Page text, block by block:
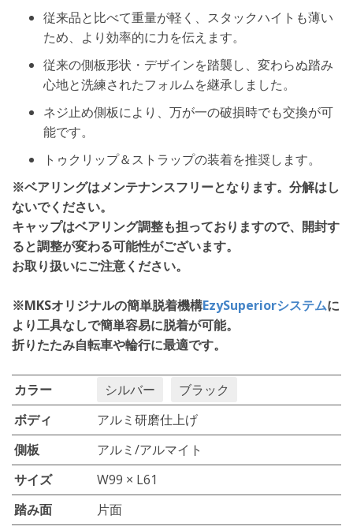
従来品と比べて重量が軽く、スタックハイトも薄い
ため、より効率的に力を伝えます。
従来の側板形状・デザインを踏襲し、変わらぬ踏み
心地と洗練されたフォルムを継承しました。
ネジ止め側板により、万が一の破損時でも交換が可
能です。
トゥクリップ＆ストラップの装着を推奨します。
※ベアリングはメンテナンスフリーとなります。分解はし
ないでください。
キャップはベアリング調整も担っておりますので、開封す
ると調整が変わる可能性がございます。
お取り扱いにご注意ください。
※MKSオリジナルの簡単脱着機構EzySuperiorシステムに
より工具なしで簡単容易に脱着が可能。
折りたたみ自転車や輪行に最適です。
カラー シルバー
ブラック
ボディ
アルミ研磨仕上げ
側板
アルミ/アルマイト
サイズ
W99 × L61
踏み面
片面